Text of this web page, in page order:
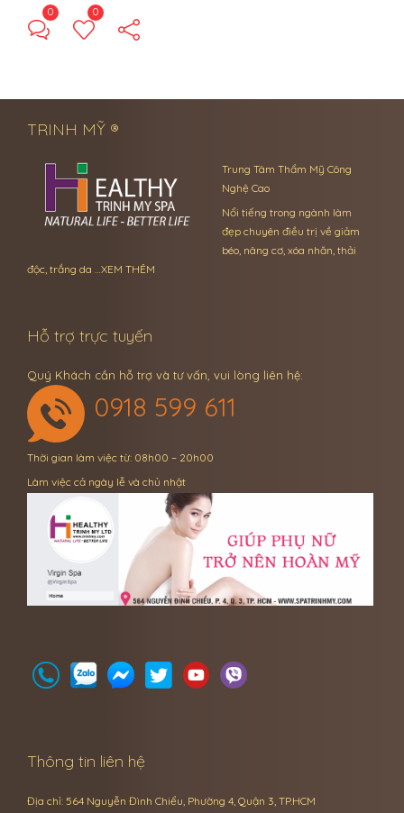
0 0
TRINH MỸ ®
Trung Tâm Thẩm Mỹ Công
Nghệ Cao
Nổi tiếng trong ngành làm
đẹp chuyên điều trị về giảm
béo, nâng cơ, xóa nhăn, thải
độc, trắng da …XEM THÊM
Hỗ trợ trực tuyến
Quý Khách cần hỗ trợ và tư vấn, vui lòng liên hệ:
0918 599 611
Thời gian làm việc từ: 08h00 – 20h00
Làm việc cả ngày lễ và chủ nhật
Thông tin liên hệ
Địa chỉ: 564 Nguyễn Đình Chiểu, Phường 4, Quận 3, TP.HCM